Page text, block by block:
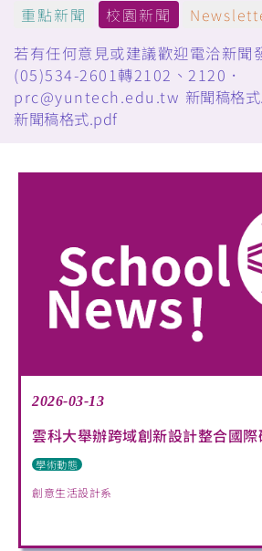
重點新聞 校園新聞
若有任何意見或建議歡迎電洽新聞
(05)534-2601轉2102、2120．
prc@yuntech.edu.tw 新聞稿格
新聞稿格式.pdf
2026-03-13
雲科大舉辦跨域創新設計整合國
學術動態
創意生活設計系